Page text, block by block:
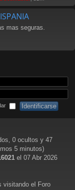
mas seguras.
0 ocultos y 47
5 minutos)
el 07 Abr 2026
visitando el Foro